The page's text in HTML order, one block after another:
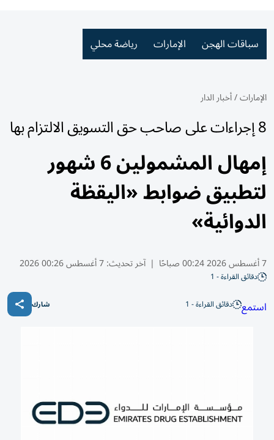
سباقات الهجن الإمارات رياضة محلي
الإمارات/أخبار الدار
8 إجراءات على صاحب حق التسويق الالتزام بها
إمهال المشمولين 6 شهور
لتطبيق ضوابط «اليقظة
الدوائية»
7 أغسطس 2026 00:24 صباحًا | آخر تحديث:7 أغسطس 00:26 2026
دقائق القراءة - 1
استمع دقائق القراءة - 1 شارك